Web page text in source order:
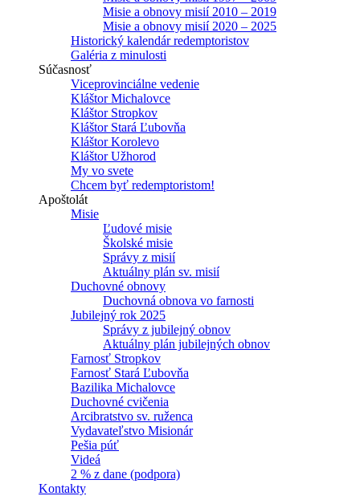
Misie a obnovy misií 2010 – 2019
Misie a obnovy misií 2020 – 2025
Historický kalendár redemptoristov
Galéria z minulosti
Súčasnosť
Viceprovinciálne vedenie
Kláštor Michalovce
Kláštor Stropkov
Kláštor Stará Ľubovňa
Kláštor Korolevo
Kláštor Užhorod
My vo svete
Chcem byť redemptoristom!
Apoštolát
Misie
Ľudové misie
Školské misie
Správy z misií
Aktuálny plán sv. misií
Duchovné obnovy
Duchovná obnova vo farnosti
Jubilejný rok 2025
Správy z jubilejný obnov
Aktuálny plán jubilejných obnov
Farnosť Stropkov
Farnosť Stará Ľubovňa
Bazilika Michalovce
Duchovné cvičenia
Arcibratstvo sv. ruženca
Vydavateľstvo Misionár
Pešia púť
Videá
2 % z dane (podpora)
Kontakty